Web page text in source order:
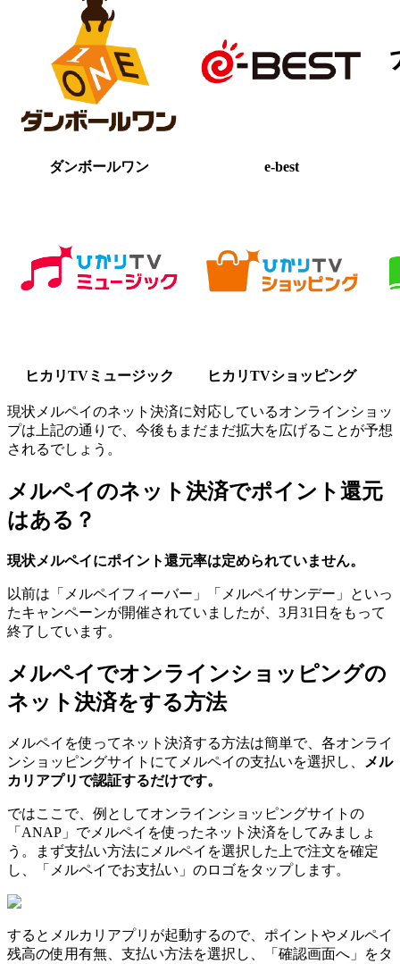
ダンボールワン e-best
ヒカリTVミュージック ヒカリTVショッピング
現状メルペイのネット決済に対応しているオンラインショッ
プは上記の通りで、今後もまだまだ拡大を広げることが予想
されるでしょう。
メルペイのネット決済でポイント還元
はある？
現状メルペイにポイント還元率は定められていません。
以前は「メルペイフィーバー」「メルペイサンデー」といっ
たキャンペーンが開催されていましたが、3月31日をもって
終了しています。
メルペイでオンラインショッピングの
ネット決済をする方法
メルペイを使ってネット決済する方法は簡単で、各オンライ
ンショッピングサイトにてメルペイの支払いを選択し、
メル
カリアプリで認証するだけです。
ではここで、例としてオンラインショッピングサイトの
「ANAP」でメルペイを使ったネット決済をしてみましょ
う。まず支払い方法にメルペイを選択した上で注文を確定
し、「メルペイでお支払い」のロゴをタップします。
するとメルカリアプリが起動するので、ポイントやメルペイ
残高の使用有無、支払い方法を選択し、「確認画面へ」をタ